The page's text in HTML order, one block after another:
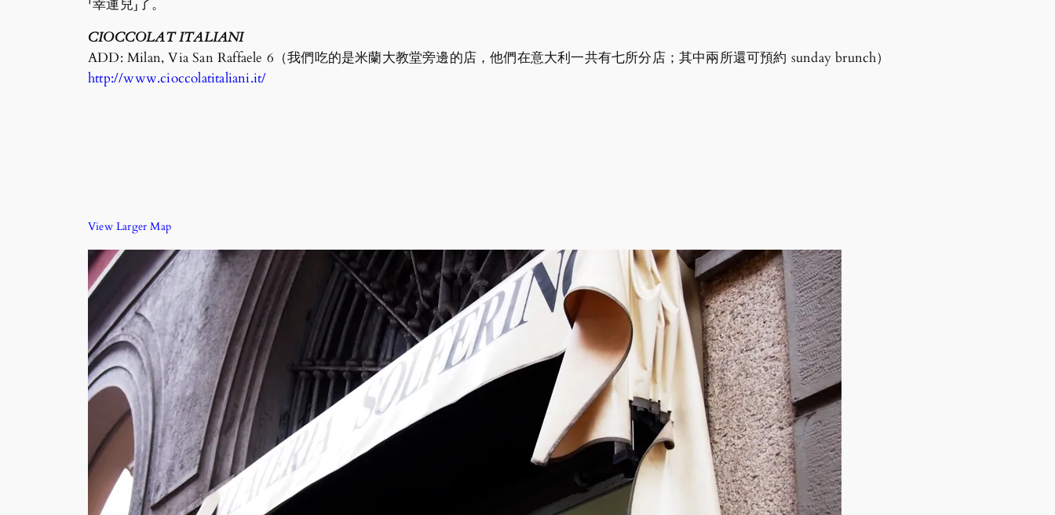
「幸運兒」了。
CIOCCOLAT ITALIANI
ADD: Milan, Via San Raffaele 6（我們吃的是米蘭大教堂旁邊的店，他們在意大利一共有七所分店；其中兩所還可預約 sunday brunch）
http://www.cioccolatitaliani.it/
View Larger Map